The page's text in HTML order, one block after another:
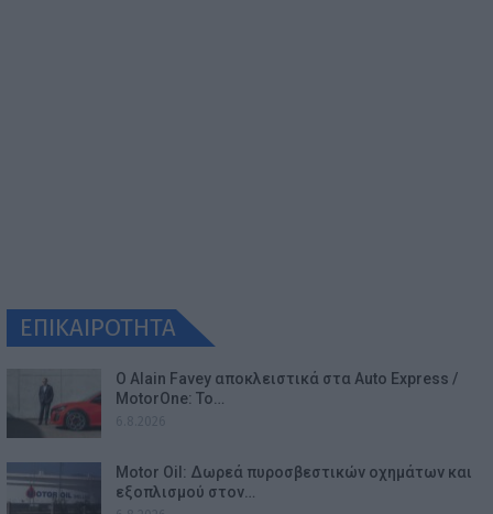
ΕΠΙΚΑΙΡΟΤΗΤΑ
Ο Alain Favey αποκλειστικά στα Auto Express /
MotorOne: Το…
Motor Oil: Δωρεά πυροσβεστικών οχημάτων και
εξοπλισμού στον…